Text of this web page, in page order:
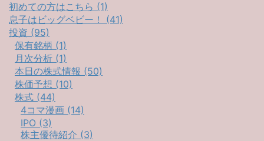
初めての方はこちら (1)
息子はビッグベビー！ (41)
投資 (95)
保有銘柄 (1)
月次分析 (1)
本日の株式情報 (50)
株価予想 (10)
株式 (44)
4コマ漫画 (14)
IPO (3)
株主優待紹介 (3)